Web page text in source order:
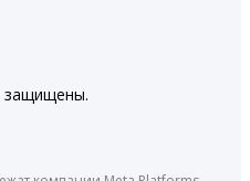
защищены.